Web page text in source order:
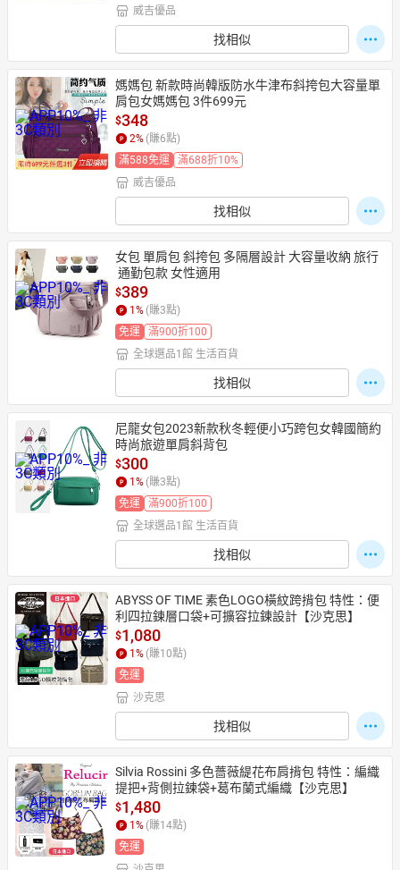
威吉優品
找相似
媽媽包 新款時尚韓版防水牛津布斜挎包大容量單
肩包女媽媽包 3件699元
$348
2% (賺6點)
滿588免運
滿688折10%
威吉優品
找相似
女包 單肩包 斜挎包 多隔層設計 大容量收納 旅行
通勤包款 女性適用
$389
1 % (賺3點)
免運
滿900折100
全球選品1館 生活百貨
找相似
尼龍女包2023新款秋冬輕便小巧跨包女韓國簡約
時尚旅遊單肩斜背包
$300
1 % (賺3點)
免運
滿900折100
全球選品1館 生活百貨
找相似
ABYSS OF TIME 素色LOGO橫紋跨揹包 特性：便
利四拉鍊層口袋+可擴容拉鍊設計【沙克思】
$1,080
1 % (賺10點)
免運
沙克思
找相似
Silvia Rossini 多色薔薇緹花布肩揹包 特性：編織
提把+背側拉鍊袋+葛布蘭式編織【沙克思】
$1,480
1 % (賺14點)
免運